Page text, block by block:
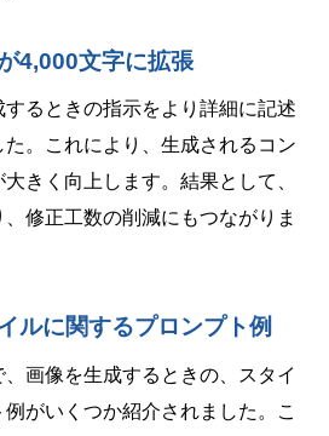
4,000文字に拡張
るときの指示をより詳細に記述
。これにより、生成されるコン
きく向上します。結果として、
修正工数の削減にもつながりま
ルに関するプロンプト例
画像を生成するときの、スタイ
がいくつか紹介されました。こ